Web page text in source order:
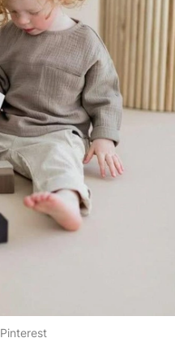
Pinterest